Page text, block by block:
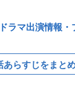
ラマ出演情報
あらすじをまと